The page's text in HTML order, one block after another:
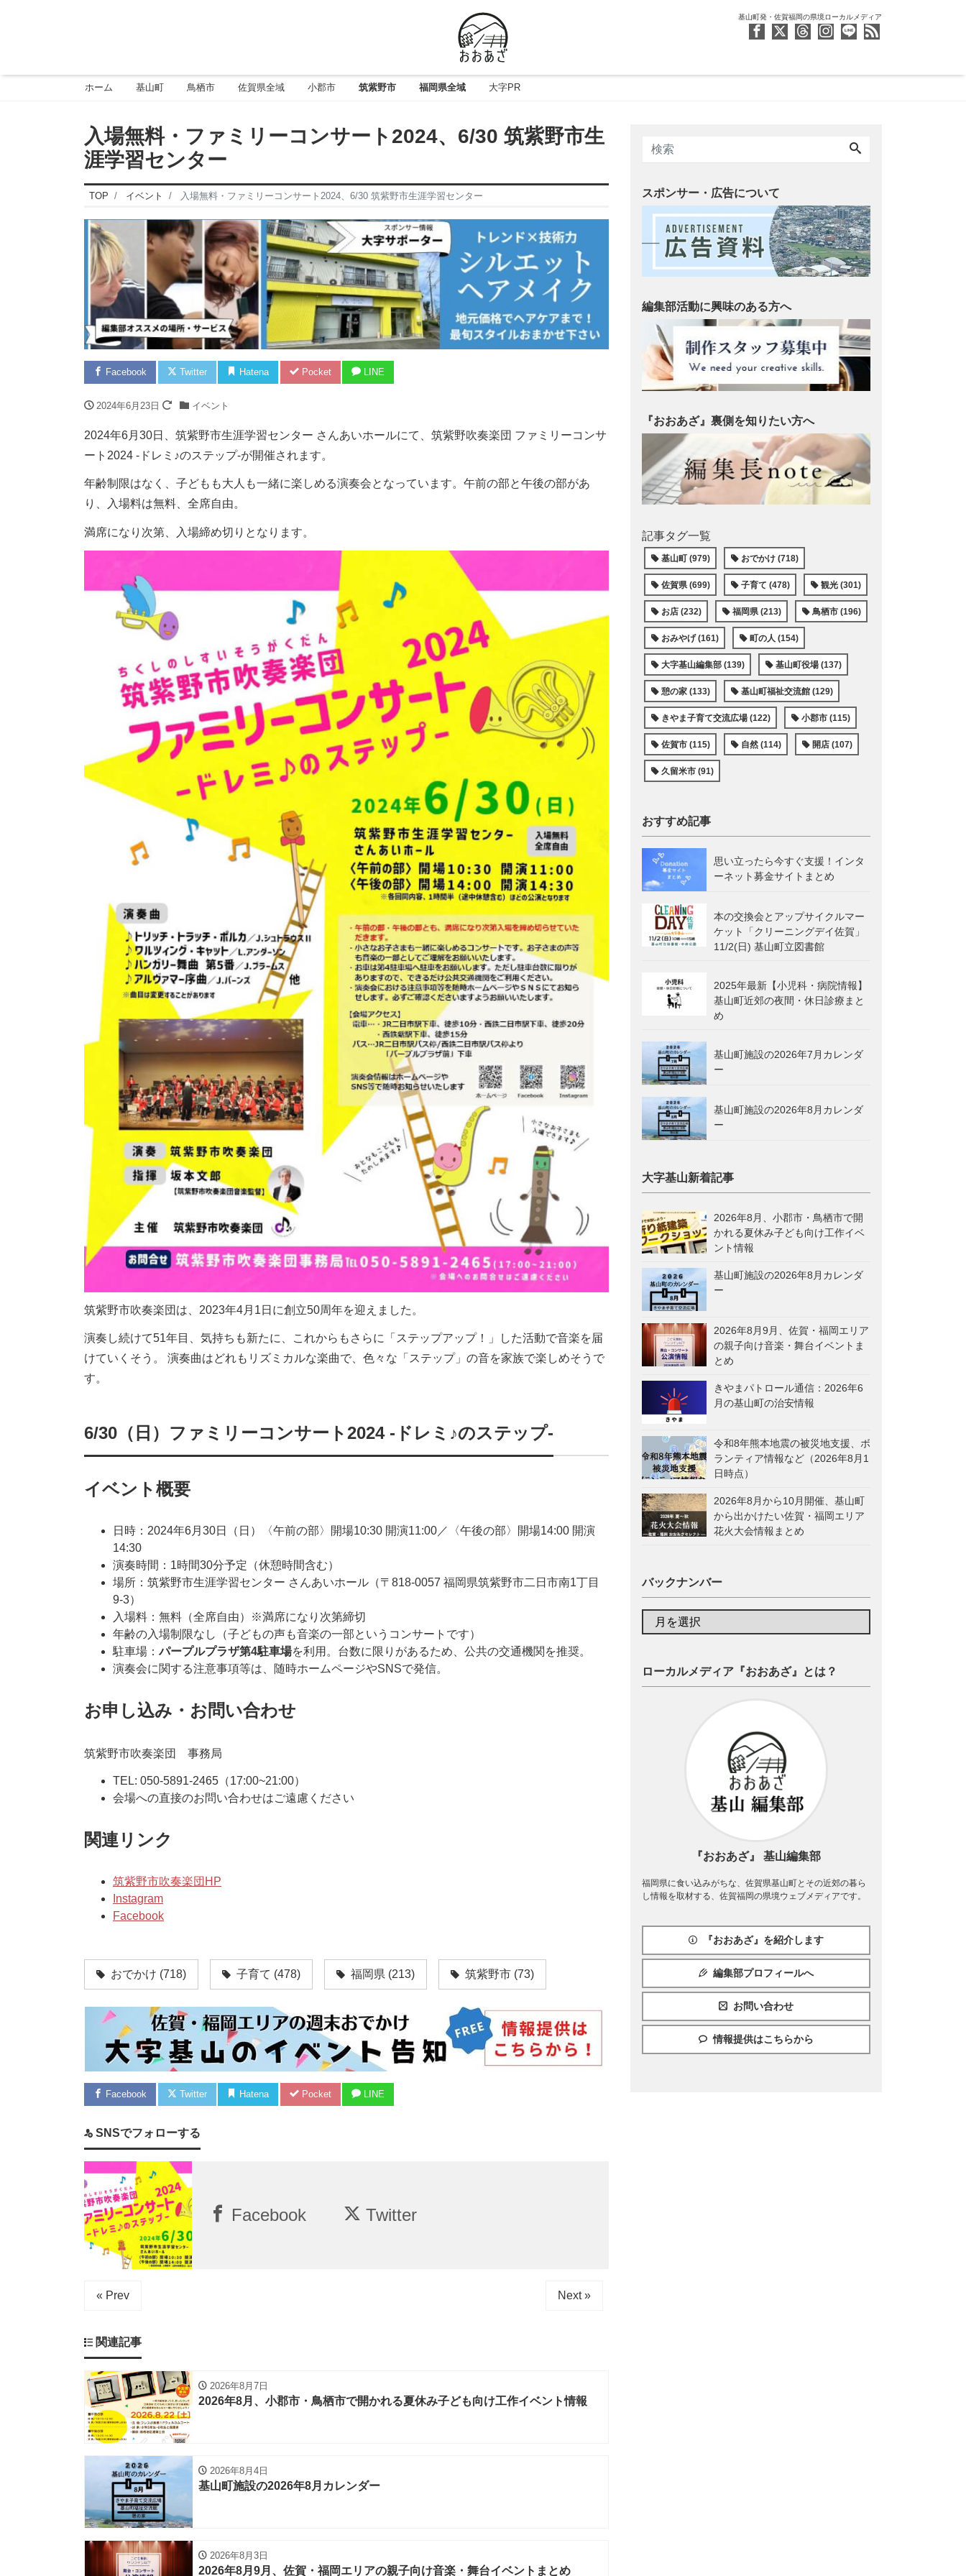
基山町発・佐賀福岡の県境ローカルメディア
ホーム 基山町 鳥栖市 佐賀県全域 小郡市 筑紫野市 福岡県全域 大字PR
入場無料・ファミリーコンサート2024、6/30 筑紫野市生
涯学習センター
TOP イベント 入場無料・ファミリーコンサート2024、6/30 筑紫野市生涯学習センター
Facebook Twitter Hatena Pocket LINE
2024年6月23日 イベント
2024年6月30日、筑紫野市生涯学習センター さんあいホールにて、筑紫野吹奏楽団 ファミリーコンサ
ート2024 -ドレミ♪のステップ-が開催されます。
年齢制限はなく、子どもも大人も一緒に楽しめる演奏会となっています。午前の部と午後の部があ
り、入場料は無料、全席自由。
満席になり次第、入場締め切りとなります。
筑紫野市吹奏楽団は、2023年4月1日に創立50周年を迎えました。
演奏し続けて51年目、気持ちも新たに、これからもさらに「ステップアップ！」した活動で音楽を届
けていくそう。 演奏曲はどれもリズミカルな楽曲で、色々な「ステップ」の音を家族で楽しめそうで
す。
6/30（日）ファミリーコンサート2024 -ドレミ♪のステップ-
イベント概要
日時：2024年6月30日（日）〈午前の部〉開場10:30 開演11:00／〈午後の部〉開場14:00 開演
14:30
演奏時間：1時間30分予定（休憩時間含む）
場所：筑紫野市生涯学習センター さんあいホール（〒818-0057 福岡県筑紫野市二日市南1丁目
9-3）
入場料：無料（全席自由）※満席になり次第締切
年齢の入場制限なし（子どもの声も音楽の一部というコンサートです）
駐車場：パープルプラザ第4駐車場を利用。台数に限りがあるため、公共の交通機関を推奨。
演奏会に関する注意事項等は、随時ホームページやSNSで発信。
お申し込み・お問い合わせ
筑紫野市吹奏楽団 事務局
TEL: 050-5891-2465（17:00~21:00）
会場への直接のお問い合わせはご遠慮ください
関連リンク
筑紫野市吹奏楽団HP
Instagram
Facebook
おでかけ (718) 子育て (478) 福岡県 (213) 筑紫野市 (73)
Facebook Twitter Hatena Pocket LINE
SNSでフォローする
Facebook Twitter
« Prev Next »
関連記事
2026年8月7日
2026年8月、小郡市・鳥栖市で開かれる夏休み子ども向け工作イベント情報
2026年8月4日
基山町施設の2026年8月カレンダー
2026年8月3日
2026年8月9月、佐賀・福岡エリアの親子向け音楽・舞台イベントまとめ
スポンサー・広告について
編集部活動に興味のある方へ
『おおあざ』裏側を知りたい方へ
記事タグ一覧
基山町 (979) おでかけ (718)
佐賀県 (699) 子育て (478) 観光 (301)
お店 (232) 福岡県 (213) 鳥栖市 (196)
おみやげ (161) 町の人 (154)
大字基山編集部 (139) 基山町役場 (137)
憩の家 (133) 基山町福祉交流館 (129)
きやま子育て交流広場 (122) 小郡市 (115)
佐賀市 (115) 自然 (114) 開店 (107)
久留米市 (91)
おすすめ記事
思い立ったら今すぐ支援！インタ
ーネット募金サイトまとめ
本の交換会とアップサイクルマー
ケット「クリーニングデイ佐賀」
11/2(日) 基山町立図書館
2025年最新【小児科・病院情報】
基山町近郊の夜間・休日診療まと
め
基山町施設の2026年7月カレンダ
ー
基山町施設の2026年8月カレンダ
ー
大字基山新着記事
2026年8月、小郡市・鳥栖市で開
かれる夏休み子ども向け工作イベ
ント情報
基山町施設の2026年8月カレンダ
ー
2026年8月9月、佐賀・福岡エリア
の親子向け音楽・舞台イベントま
とめ
きやまパトロール通信：2026年6
月の基山町の治安情報
令和8年熊本地震の被災地支援、ボ
ランティア情報など（2026年8月1
日時点）
2026年8月から10月開催、基山町
から出かけたい佐賀・福岡エリア
花火大会情報まとめ
バックナンバー
ローカルメディア『おおあざ』とは？
『おおあざ』 基山編集部
福岡県に食い込みがちな、佐賀県基山町とその近郊の暮ら
し情報を取材する、佐賀福岡の県境ウェブメディアです。
『おおあざ』を紹介します
編集部プロフィールへ
お問い合わせ
情報提供はこちらから